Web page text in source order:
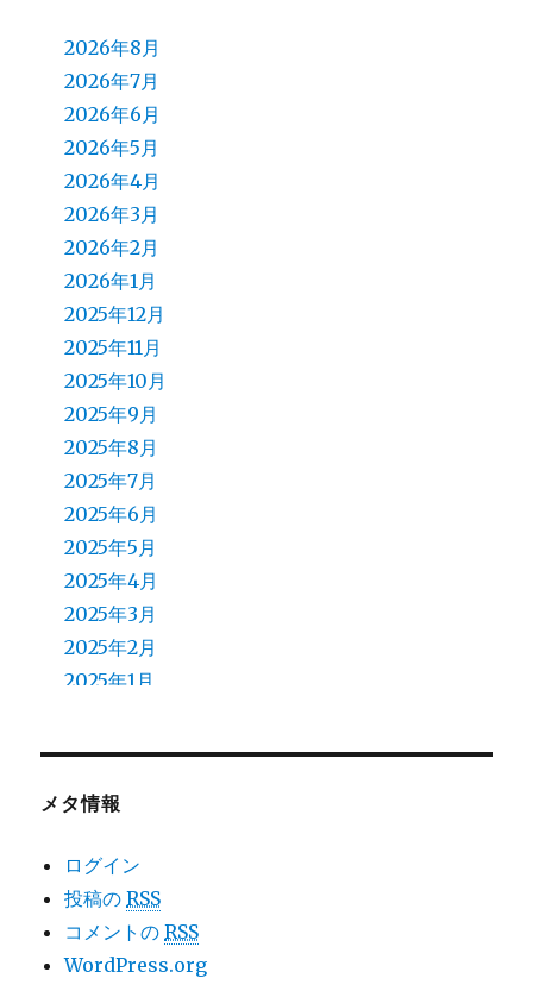
2026年8月
2026年7月
2026年6月
2026年5月
2026年4月
2026年3月
2026年2月
2026年1月
2025年12月
2025年11月
2025年10月
2025年9月
2025年8月
2025年7月
2025年6月
2025年5月
2025年4月
2025年3月
2025年2月
2025年1月
2024年11月
2024年9月
2024年7月
2024年6月
2024年5月
2024年4月
メタ情報
ログイン
投稿のRSS
コメントのRSS
WordPress.org